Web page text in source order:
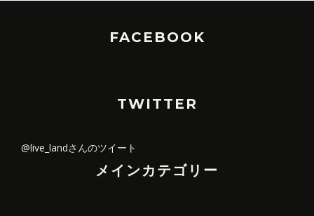
FACEBOOK
TWITTER
@live_landさんのツイート
メインカテゴリー